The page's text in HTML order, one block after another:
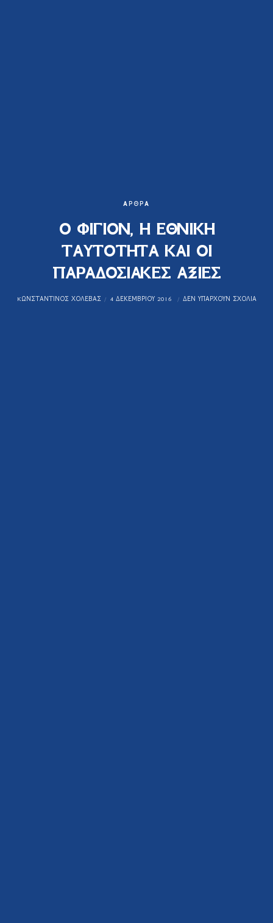
ΆΡΘΡΑ
Ο ΦΙΓΙΟΝ, Η ΕΘΝΙΚΗ
ΤΑΥΤΟΤΗΤΑ ΚΑΙ ΟΙ
ΠΑΡΑΔΟΣΙΑΚΕΣ ΑΞΙΕΣ
KΩΝΣΤΑΝΤΊΝΟΣ ΧΟΛΈΒΑΣ 4 ΔΕΚΕΜΒΡΊΟΥ 2016 ΔΕΝ ΥΠΆΡΧΟΥΝ ΣΧΌΛΙΑ